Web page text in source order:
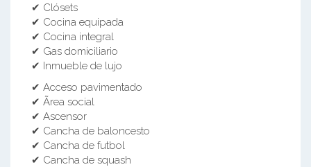
✔ Clósets
✔ Cocina equipada
✔ Cocina integral
✔ Gas domiciliario
✔ Inmueble de lujo
✔ Acceso pavimentado
✔ Ãrea social
✔ Ascensor
✔ Cancha de baloncesto
✔ Cancha de futbol
✔ Cancha de squash